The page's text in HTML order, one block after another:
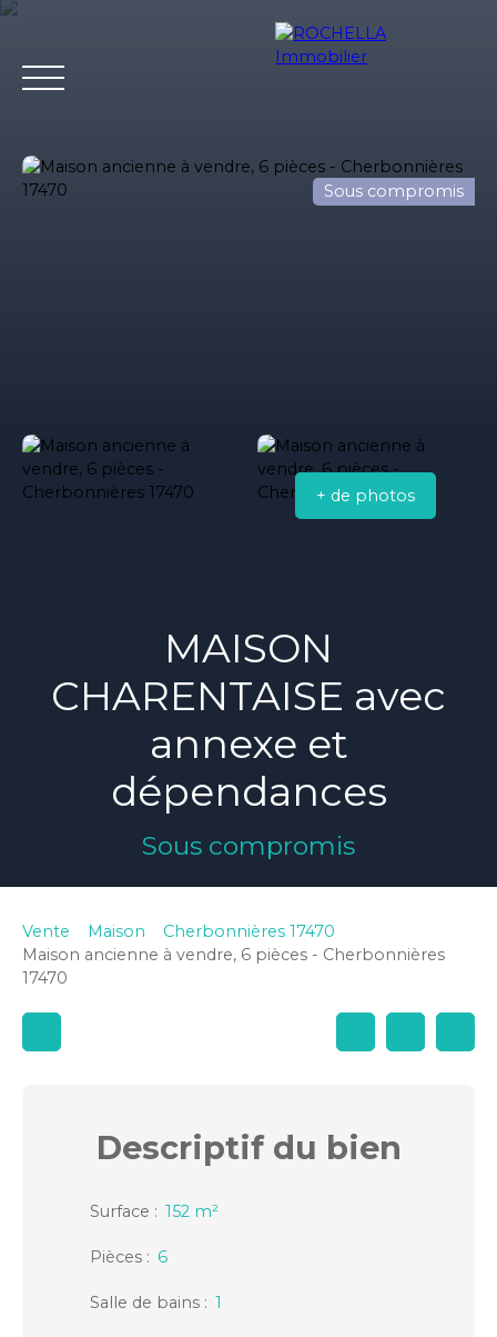
Estimation
Sous compromis
+ de photos
MAISON
CHARENTAISE avec
annexe et
dépendances
Sous compromis
Vente Maison
Cherbonnières 17470
Maison ancienne à vendre, 6 pièces - Cherbonnières
17470
Descriptifdu bien
Surface : 152 m²
Pièces : 6
Salle de bains : 1